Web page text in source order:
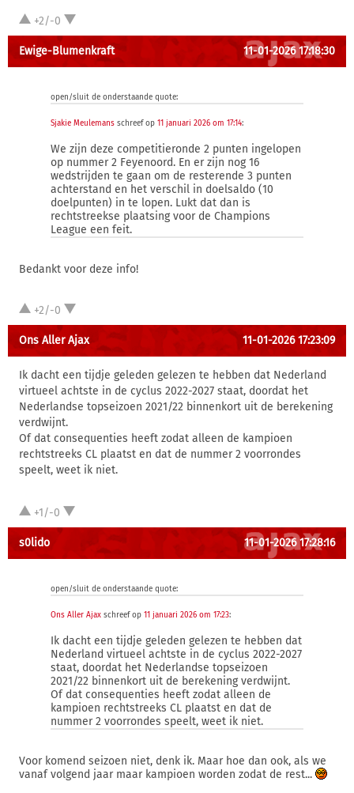
+2/-0
Ewige-Blumenkraft 11-01-2026 17:18:30
open/sluit de onderstaande quote:
Sjakie Meulemans schreef op 11 januari 2026 om 17:14:
We zijn deze competitieronde 2 punten ingelopen
op nummer 2 Feyenoord. En er zijn nog 16
wedstrijden te gaan om de resterende 3 punten
achterstand en het verschil in doelsaldo (10
doelpunten) in te lopen. Lukt dat dan is
rechtstreekse plaatsing voor de Champions
League een feit.
Bedankt voor deze info!
+2/-0
Ons Aller Ajax 11-01-2026 17:23:09
Ik dacht een tijdje geleden gelezen te hebben dat Nederland
virtueel achtste in de cyclus 2022-2027 staat, doordat het
Nederlandse topseizoen 2021/22 binnenkort uit de berekening
verdwijnt.
Of dat consequenties heeft zodat alleen de kampioen
rechtstreeks CL plaatst en dat de nummer 2 voorrondes
speelt, weet ik niet.
+1/-0
s0lido 11-01-2026 17:28:16
open/sluit de onderstaande quote:
Ons Aller Ajax schreef op 11 januari 2026 om 17:23:
Ik dacht een tijdje geleden gelezen te hebben dat
Nederland virtueel achtste in de cyclus 2022-2027
staat, doordat het Nederlandse topseizoen
2021/22 binnenkort uit de berekening verdwijnt.
Of dat consequenties heeft zodat alleen de
kampioen rechtstreeks CL plaatst en dat de
nummer 2 voorrondes speelt, weet ik niet.
Voor komend seizoen niet, denk ik. Maar hoe dan ook, als we
vanaf volgend jaar maar kampioen worden zodat de rest...